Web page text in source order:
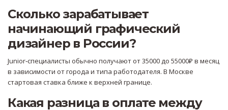
Сколько зарабатывает
начинающий графический
дизайнер в России?
Junior‑специалисты обычно получают от 35000 до 55000₽ в месяц
в зависимости от города и типа работодателя. В Москве
стартовая ставка ближе к верхней границе.
Какая разница в оплате между